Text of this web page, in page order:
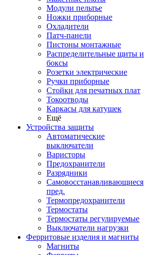
Модули пельтье
Ножки приборные
Охладители
Патч-панели
Пистоны монтажные
Распределительные щиты и
боксы
Розетки электрические
Ручки приборные
Стойки для печатных плат
Токоотводы
Каркасы для катушек
Ещё
Устройства защиты
Автоматические
выключатели
Варисторы
Предохранители
Разрядники
Самовосстанавливающиеся
пред.
Термопредохранители
Термостаты
Термостаты регулируемые
Выключатели нагрузки
Ферритовые изделия и магниты
Магниты